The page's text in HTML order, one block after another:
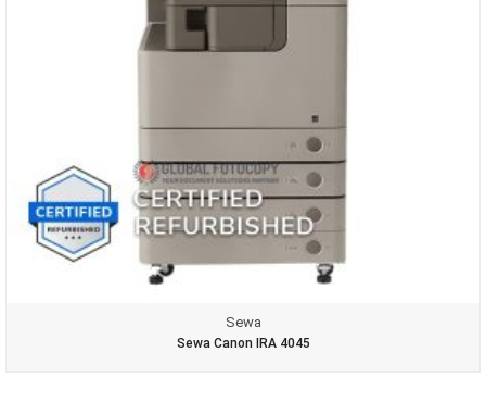
Sewa
Sewa Canon IRA 4045